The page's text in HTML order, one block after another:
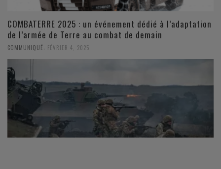
COMBATERRE 2025 : un événement dédié à l’adaptation
de l’armée de Terre au combat de demain
COMMUNIQUÉ FÉVRIER 4, 2025